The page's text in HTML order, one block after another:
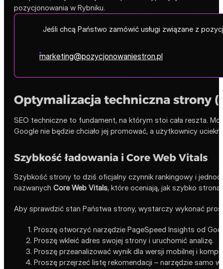
pozycjonowania w Rybniku.
Jeśli chcą Państwo zamówić usługi związane z
marketing@pozycjonowaniestron.pl
Optymalizacja techniczna strony
SEO techniczne to fundament, na którym stoi cała reszta.
Google nie będzie chciało jej promować, a użytkownicy
Szybkość ładowania i Core Web Vitals
Szybkość strony to dziś oficjalny czynnik rankingowy i
nazwanych Core Web Vitals, które oceniają, jak szybko strona
Aby sprawdzić stan Państwa strony, wystarczy wykonać
Proszę otworzyć narzędzie PageSpeed Insights od
Proszę wkleić adres swojej strony i uruchomić analizę.
Proszę przeanalizować wynik dla wersji mobilnej i
Proszę przejrzeć listę rekomendacji – narzędzie samo